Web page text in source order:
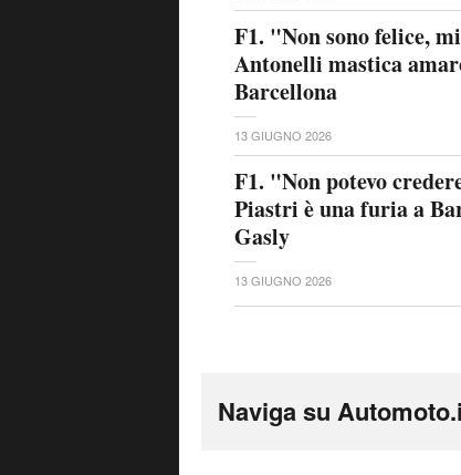
F1. "Non sono felice,
Antonelli mastica
Barcellona
13 GIUGNO 2026
F1. "Non potevo
Piastri è una furia a
Gasly
13 GIUGNO 2026
Naviga su